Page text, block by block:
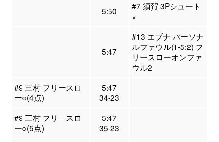
5:50
#7 須賀 3Pシュート
×
5:47
#13 エブナ パーソナ
ルファウル(1-5:2) フ
リースローオンファ
ウル2
#9 三村 フリースロ
ー○(4点)
5:47
34-23
#9 三村 フリースロ
ー○(5点)
5:47
35-23